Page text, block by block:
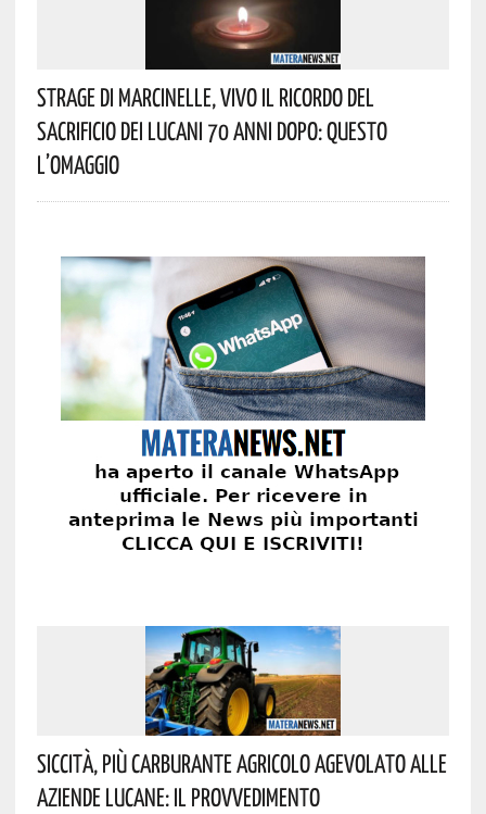
Strage Di Marcinelle, Vivo Il Ricordo Del
Sacrificio Dei Lucani 70 Anni Dopo: Questo
L’omaggio
Siccità, Più Carburante Agricolo Agevolato Alle
Aziende Lucane: Il Provvedimento